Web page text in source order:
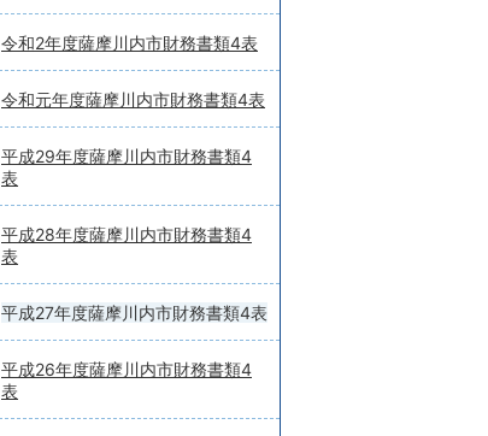
令和2年度薩摩川内市財務書類4表
令和元年度薩摩川内市財務書類4表
平成29年度薩摩川内市財務書類4
表
平成28年度薩摩川内市財務書類4
表
平成27年度薩摩川内市財務書類4表
平成26年度薩摩川内市財務書類4
表